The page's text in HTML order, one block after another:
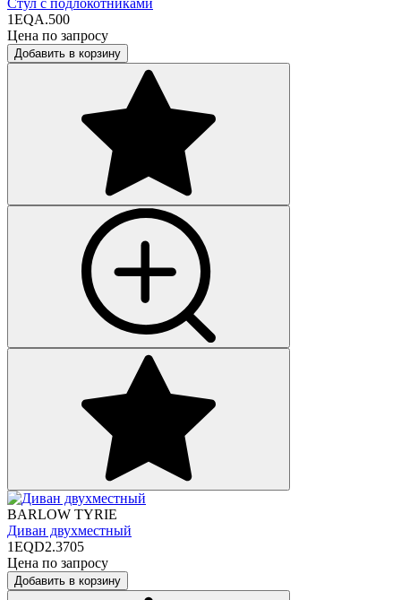
Стул с подлокотниками
1EQA.500
Цена по запросу
Добавить в корзину
BARLOW TYRIE
Диван двухместный
1EQD2.3705
Цена по запросу
Добавить в корзину